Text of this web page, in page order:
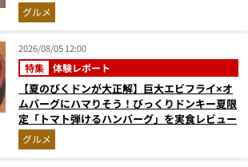
奮間違いなし
グルメ
2026/08/05 12:00
特集 体験レポート
【夏のびくドンが大正解】巨大エビフライ×オ
ムバーグにハマりそう！びっくりドンキー夏限
定「トマト弾けるハンバーグ」を実食レビュー
グルメ